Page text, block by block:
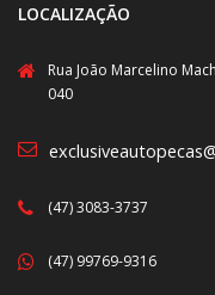
LOCALIZAÇÃO
Rua João Marcelino
040
(47) 3083-3737
(47) 99769-9316